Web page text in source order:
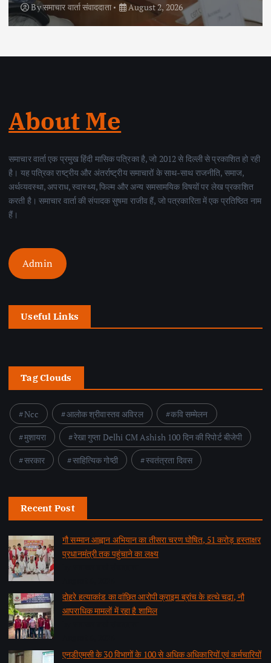
Byसमाचार वार्ता संवाददाता August 2, 2026
About Me
समाचार वार्ता एक प्रमुख हिंदी मासिक पत्रिका है, जो 2012 से दिल्ली से प्रकाशित हो रही
है। यह पत्रिका राष्ट्रीय और अंतर्राष्ट्रीय समाचारों के साथ-साथ राजनीति, समाज,
अर्थव्यवस्था, अपराध, स्वास्थ्य, फिल्म और अन्य समसामयिक विषयों पर लेख प्रकाशित
करती है। समाचार वार्ता की संपादक सुषमा राजीव हैं, जो पत्रकारिता में एक प्रतिष्ठित नाम
हैं।
Admin
Useful Links
Tag Clouds
Ncc आलोक श्रीवास्तव अविरल
कवि सम्मेलन
मुशायरा
रेखा गुप्ता Delhi CM Ashish 100 दिन की रिपोर्ट बीजेपी
सरकार
साहित्यिक गोष्ठी स्वतंत्रता दिवस
Recent Post
गौ सम्मान आह्वान अभियान का तीसरा चरण घोषित, 51 करोड़ हस्ताक्षर
प्रधानमंत्री तक पहुंचाने का लक्ष्य
दोहरे हत्याकांड का वांछित आरोपी क्राइम ब्रांच के हत्थे चढ़ा, नौ
आपराधिक मामलों में रहा है शामिल
एनडीएमसी के 30 विभागों के 100 से अधिक अधिकारियों एवं कर्मचारियों